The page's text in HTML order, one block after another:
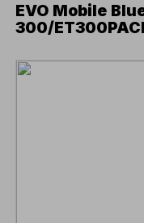
EVO Mobile
300/